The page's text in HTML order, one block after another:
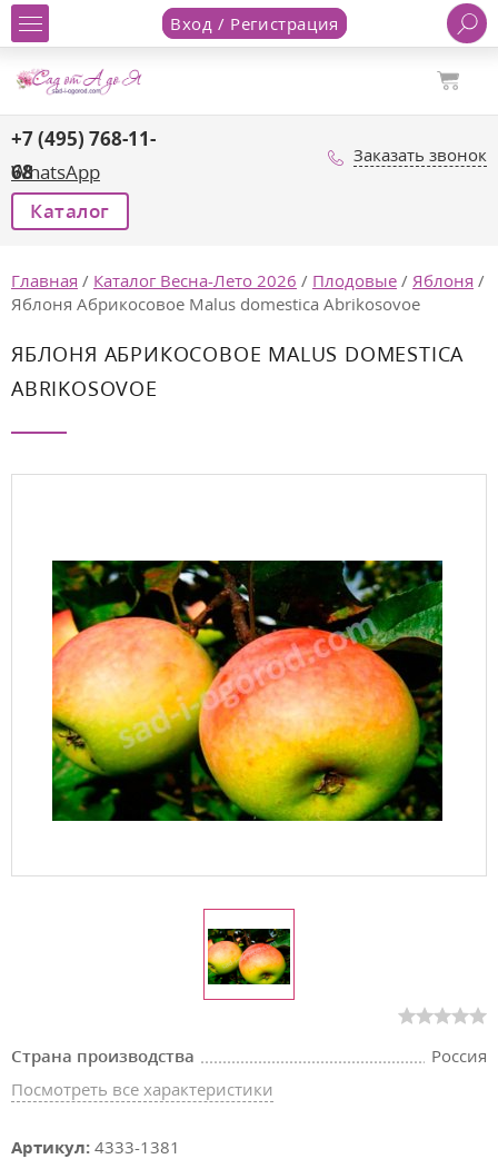
Вход / Регистрация
+7 (495) 768-11-
68
WhatsApp
Заказать звонок
Каталог
Главная / Каталог Весна-Лето 2026 / Плодовые / Яблоня /
Яблоня Абрикосовое Malus domestica Abrikosovoe
ЯБЛОНЯ АБРИКОСОВОЕ MALUS DOMESTICA
ABRIKOSOVOE
Страна производства
Россия
Посмотреть все характеристики
Артикул: 4333-1381